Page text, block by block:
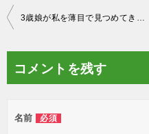
投
ビ
ー
3歳娘が私を薄目で見つめてきた。【育児 笑った話】
コメントを残す
名前 必須